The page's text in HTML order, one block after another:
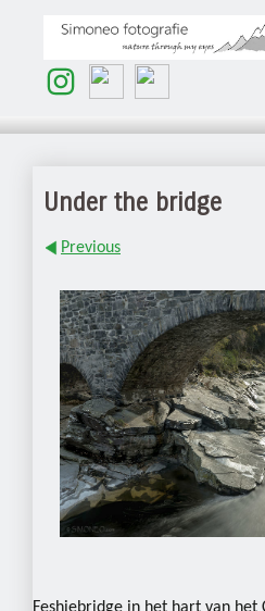
Under the bridge
Previous